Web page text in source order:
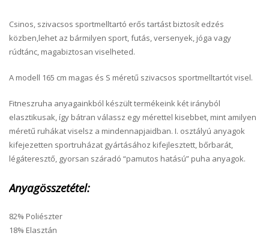
Csinos, szivacsos sportmelltartó erős tartást biztosít edzés
közben,lehet az bármilyen sport, futás, versenyek, jóga vagy
rúdtánc, magabiztosan viselheted.
A modell 165 cm magas és S méretű szivacsos sportmelltartót visel.
Fitneszruha anyagainkból készült termékeink két irányból
elasztikusak, így bátran válassz egy mérettel kisebbet, mint amilyen
méretű ruhákat viselsz a mindennapjaidban. I. osztályú anyagok
kifejezetten sportruházat gyártásához kifejlesztett, bőrbarát,
légáteresztő, gyorsan száradó “pamutos hatású” puha anyagok.
Anyagösszetétel:
82% Poliészter
18% Elasztán